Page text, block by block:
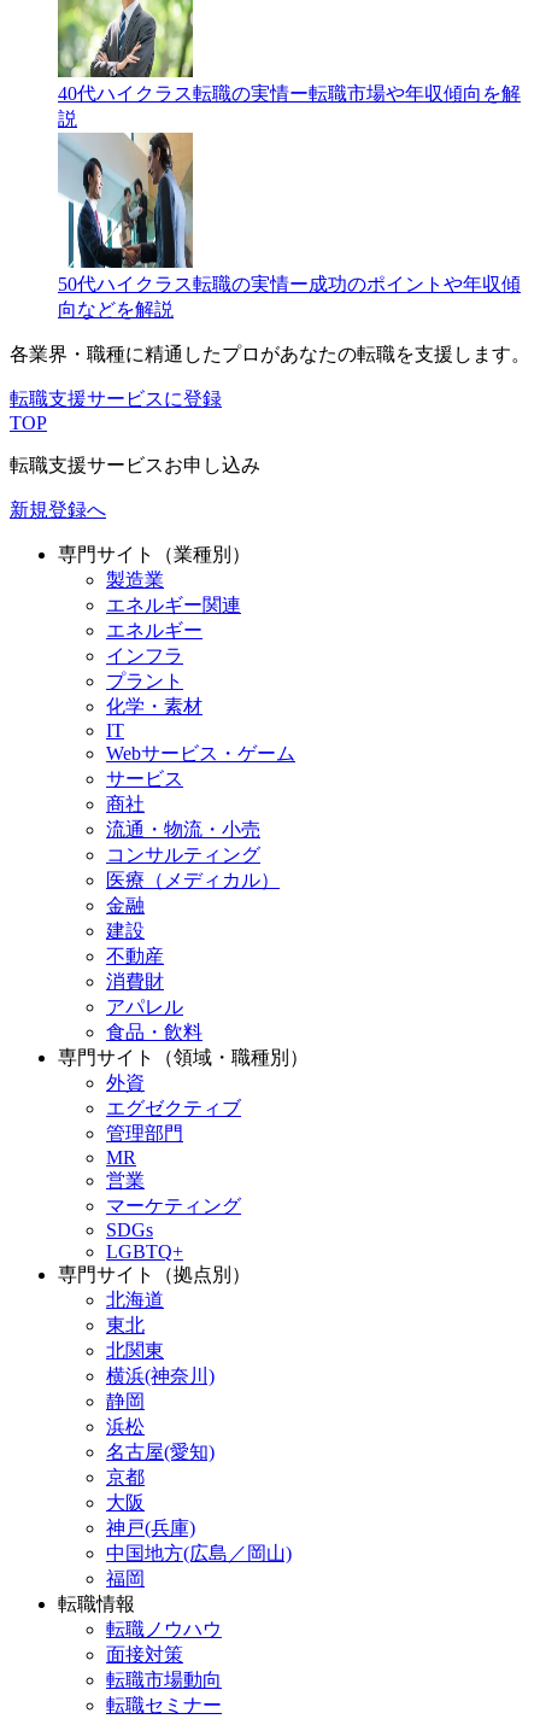
40代ハイクラス転職の実情ー転職市場や年収傾向を解
説
50代ハイクラス転職の実情ー成功のポイントや年収傾
向などを解説
各業界・職種に精通したプロがあなたの転職を支援します。
転職支援サービスに登録
TOP
転職支援サービスお申し込み
新規登録へ
専門サイト（業種別）
製造業
エネルギー関連
エネルギー
インフラ
プラント
化学・素材
IT
Webサービス・ゲーム
サービス
商社
流通・物流・小売
コンサルティング
医療（メディカル）
金融
建設
不動産
消費財
アパレル
食品・飲料
専門サイト（領域・職種別）
外資
エグゼクティブ
管理部門
MR
営業
マーケティング
SDGs
LGBTQ+
専門サイト（拠点別）
北海道
東北
北関東
横浜(神奈川)
静岡
浜松
名古屋(愛知)
京都
大阪
神戸(兵庫)
中国地方(広島／岡山)
福岡
転職情報
転職ノウハウ
面接対策
転職市場動向
転職セミナー